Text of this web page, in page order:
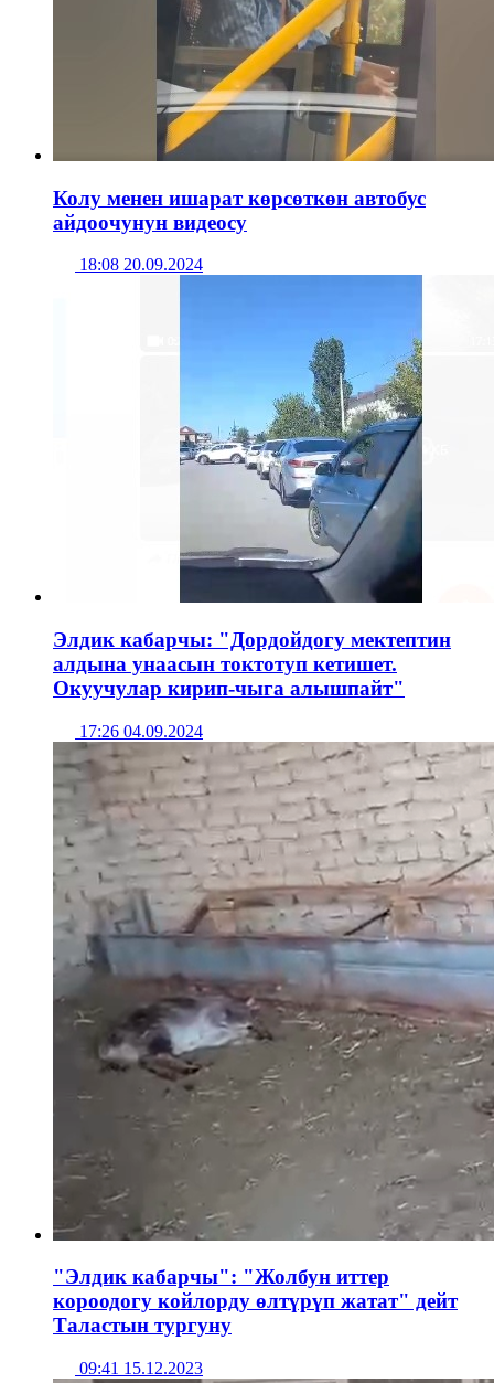
Колу менен ишарат көрсөткөн автобус
айдоочунун видеосу
18:08 20.09.2024
Элдик кабарчы: "Дордойдогу мектептин
алдына унаасын токтотуп кетишет.
Окуучулар кирип-чыга алышпайт"
17:26 04.09.2024
"Элдик кабарчы": "Жолбун иттер
короодогу койлорду өлтүрүп жатат" дейт
Таластын тургуну
09:41 15.12.2023